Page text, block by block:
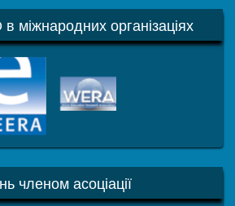
міжнародних організаціях
членом асоціації